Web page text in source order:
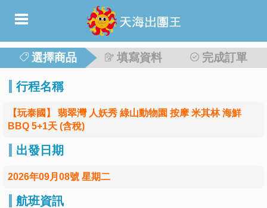
選擇商品 填寫資料 完成訂單
行程名稱
【玩泰國】 翡翠灣 人妖秀 綠山動物園 按摩 米其林 海鮮
BBQ 5+1天 (含稅)
出發日期
2026年09月08號 星期二
航班資訊